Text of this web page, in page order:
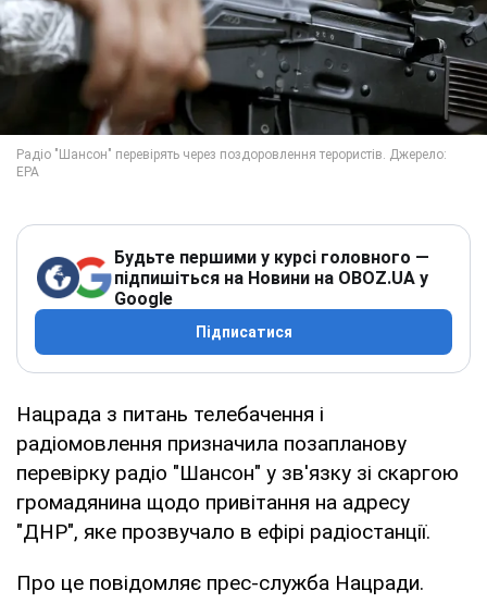
Будьте першими у курсі головного —
підпишіться на Новини на OBOZ.UA у
Google
Підписатися
Нацрада з питань телебачення і
радіомовлення призначила позапланову
перевірку радіо "Шансон" у зв'язку зі скаргою
громадянина щодо привітання на адресу
"ДНР", яке прозвучало в ефірі радіостанції.
Про це повідомляє прес-служба Нацради.